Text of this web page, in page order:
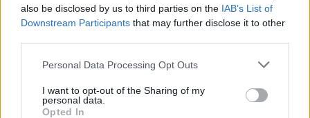
also be disclosed by us to third parties on the IAB’s List of
Downstream Participants that may further disclose it to other
Personal Data Processing Opt Outs
I want to opt-out of the Sharing of my
personal data.
Opted In
Víkend otevřených zahrad přilákal ve Zlínském kraji
tisíce lidí
Víkend otevřených zahrad
Zlínském kraji tisíce lidí. Při akci